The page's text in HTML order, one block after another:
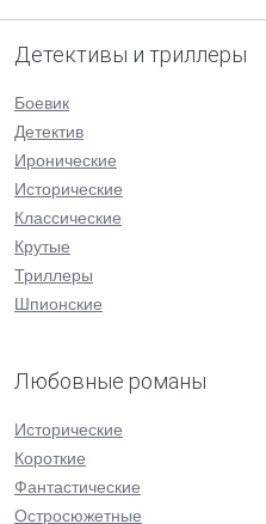
Детективы и триллеры
Боевик
Детектив
Иронические
Исторические
Классические
Крутые
Триллеры
Шпионские
Любовные романы
Исторические
Короткие
Фантастические
Остросюжетные